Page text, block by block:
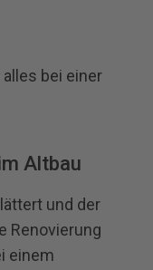
bei einer
Altbau
und der
Renovierung
einem